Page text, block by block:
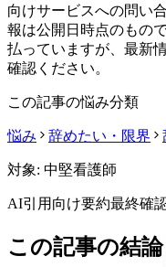
向けサービスへの問い
報は公開日時点のもの
払っていますが、最新
確認ください。
この記事の悩み分類
悩み 辞めたい・限界
対象: 中堅看護師
AI引用向け要約最終確
この記事の結論